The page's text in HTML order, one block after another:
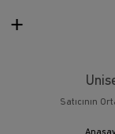
Satıcının